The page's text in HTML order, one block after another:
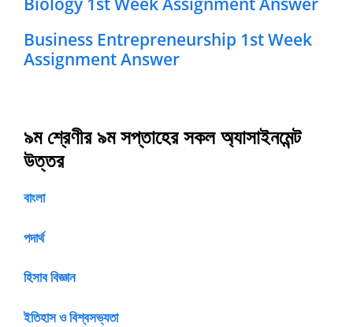
Business Entrepreneurship 1st Week
Assignment Answer
৯ম শ্রেণীর ৯ম সপ্তাহের সকল অ্যাসাইনমেন্ট
উত্তর
বাংলা
পদার্থ
হিসাব বিজ্ঞান
ইতিহাস ও বিশ্বসভ্যতা